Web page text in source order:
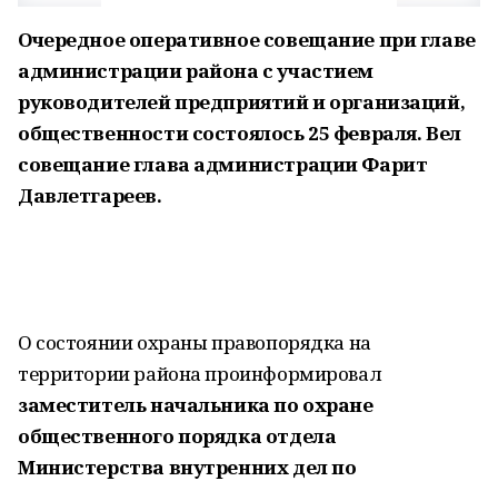
Очередное оперативное совещание при главе
администрации района с участием
руководителей предприятий и организаций,
общественности состоялось 25 февраля. Вел
совещание глава администрации Фарит
Давлетгареев.
О состоянии охраны правопорядка на
территории района проинформировал
заместитель начальника по охране
общественного порядка отдела
Министерства внутренних дел по